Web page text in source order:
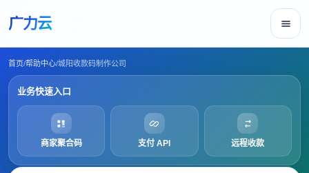
广力云
首页/帮助中心/城阳收款码制作公司
业务快速入口
商家聚合码 支付 API 远程收款